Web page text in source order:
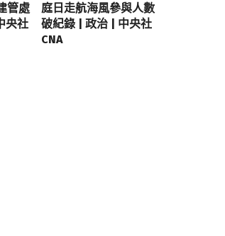
管處
央社
庭日走航海風參與人數
破紀錄 | 政治 | 中央社
CNA